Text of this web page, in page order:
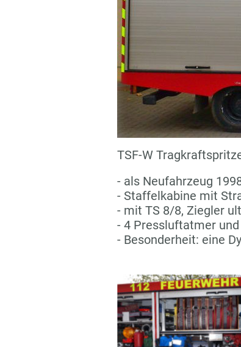
TSF-W
- als Neufahrzeug
- Staffelkabine mit
- mit TS 8/8, Ziegler
- 4 Pressluftatmer
- Besonderheit: eine